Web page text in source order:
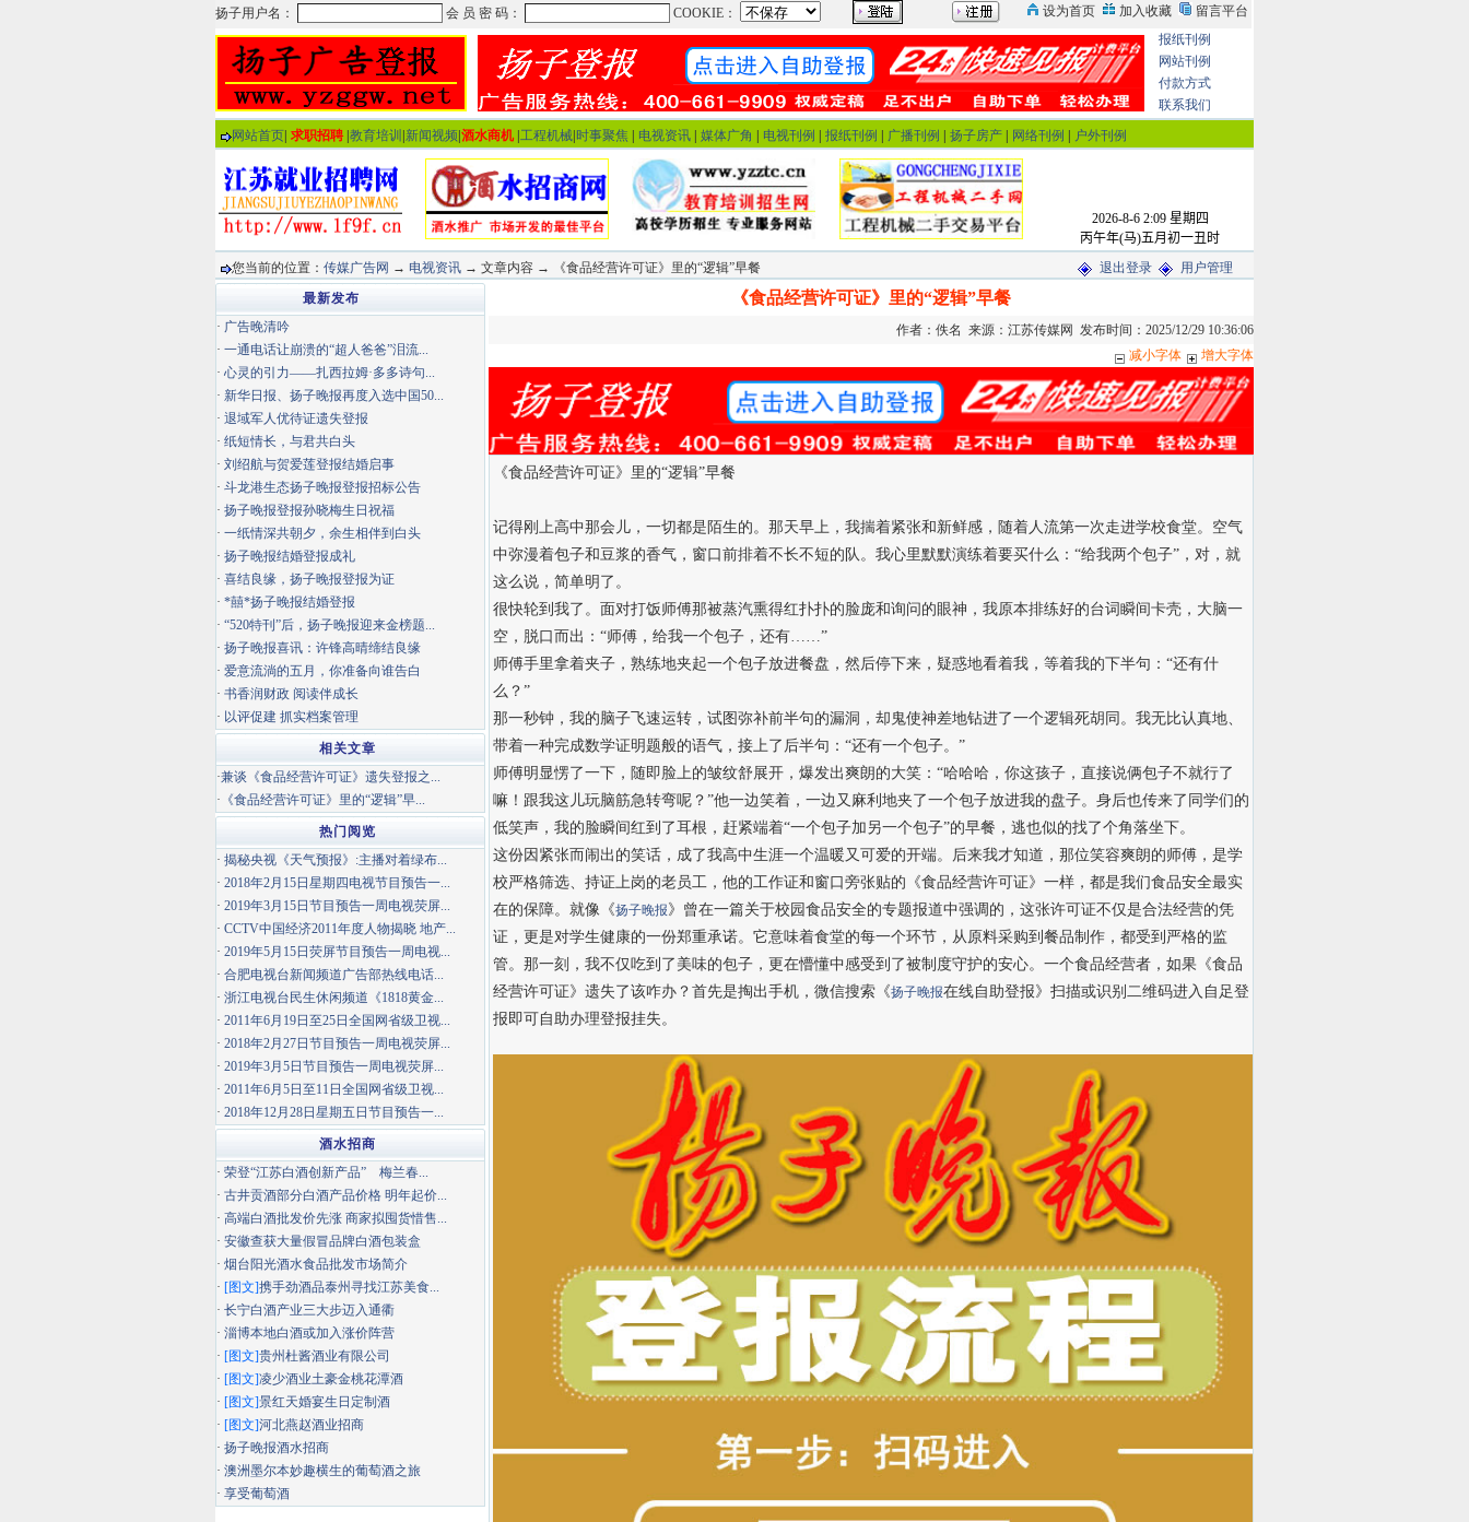
报纸刊例
网站刊例
付款方式
联系我们
网站首页 求职招聘 教育培训 新闻视频 酒水商机 工程机械 时事聚焦 电视资讯 媒体广角 电视刊例 报纸刊例 广播刊例 扬子房产 网络刊例 户外刊例
您当前的位置： 传媒广告网 → 电视资讯 → 文章内容 → 《食品经营许可证》里的“逻辑”早餐 退出登录 用户管理
《食品经营许可证》里的“逻辑”早餐
作者：佚名 来源：江苏传媒网 发布时间：2025/12/29 10:36:06
减小字体
增大字体
《食品经营许可证》里的“逻辑”早餐
记得刚上高中那会儿，一切都是陌生的。那天早上，我揣着紧张和新鲜感，随着人流第一次走进学校食堂。空气
中弥漫着包子和豆浆的香气，窗口前排着不长不短的队。我心里默默演练着要买什么：“给我两个包子”，对，就
这么说，简单明了。
很快轮到我了。面对打饭师傅那被蒸汽熏得红扑扑的脸庞和询问的眼神，我原本排练好的台词瞬间卡壳，大脑一
空，脱口而出：“师傅，给我一个包子，还有……”
师傅手里拿着夹子，熟练地夹起一个包子放进餐盘，然后停下来，疑惑地看着我，等着我的下半句：“还有什
么？”
那一秒钟，我的脑子飞速运转，试图弥补前半句的漏洞，却鬼使神差地钻进了一个逻辑死胡同。我无比认真地、
带着一种完成数学证明题般的语气，接上了后半句：“还有一个包子。”
师傅明显愣了一下，随即脸上的皱纹舒展开，爆发出爽朗的大笑：“哈哈哈，你这孩子，直接说俩包子不就行了
嘛！跟我这儿玩脑筋急转弯呢？”他一边笑着，一边又麻利地夹了一个包子放进我的盘子。身后也传来了同学们的
低笑声，我的脸瞬间红到了耳根，赶紧端着“一个包子加另一个包子”的早餐，逃也似的找了个角落坐下。
这份因紧张而闹出的笑话，成了我高中生涯一个温暖又可爱的开端。后来我才知道，那位笑容爽朗的师傅，是学
校严格筛选、持证上岗的老员工，他的工作证和窗口旁张贴的《食品经营许可证》一样，都是我们食品安全最实
在的保障。就像《扬子晚报》曾在一篇关于校园食品安全的专题报道中强调的，这张许可证不仅是合法经营的凭
证，更是对学生健康的一份郑重承诺。它意味着食堂的每一个环节，从原料采购到餐品制作，都受到严格的监
管。那一刻，我不仅吃到了美味的包子，更在懵懂中感受到了被制度守护的安心。一个食品经营者，如果《食品
经营许可证》遗失了该咋办？首先是掏出手机，微信搜索《扬子晚报在线自助登报》扫描或识别二维码进入自足登
报即可自助办理登报挂失。
最新发布
· 广告晚清吟
· 一通电话让崩溃的“超人爸爸”泪流...
· 心灵的引力——扎西拉姆·多多诗句...
· 新华日报、扬子晚报再度入选中国50...
· 退域军人优待证遗失登报
· 纸短情长，与君共白头
· 刘绍航与贺爱莲登报结婚启事
· 斗龙港生态扬子晚报登报招标公告
· 扬子晚报登报孙晓梅生日祝福
· 一纸情深共朝夕，余生相伴到白头
· 扬子晚报结婚登报成礼
· 喜结良缘，扬子晚报登报为证
· *囍*扬子晚报结婚登报
· “520特刊”后，扬子晚报迎来金榜题...
· 扬子晚报喜讯：许锋高晴缔结良缘
· 爱意流淌的五月，你准备向谁告白
· 书香润财政 阅读伴成长
· 以评促建 抓实档案管理
相关文章
·兼谈《食品经营许可证》遗失登报之...
· 《食品经营许可证》里的“逻辑”早...
热门阅览
· 揭秘央视《天气预报》:主播对着绿布...
· 2018年2月15日星期四电视节目预告一...
· 2019年3月15日节目预告一周电视荧屏...
· CCTV中国经济2011年度人物揭晓 地产...
· 2019年5月15日荧屏节目预告一周电视...
· 合肥电视台新闻频道广告部热线电话...
· 浙江电视台民生休闲频道《1818黄金...
· 2011年6月19日至25日全国网省级卫视...
· 2018年2月27日节目预告一周电视荧屏...
· 2019年3月5日节目预告一周电视荧屏...
· 2011年6月5日至11日全国网省级卫视...
· 2018年12月28日星期五日节目预告一...
酒水招商
· 荣登“江苏白酒创新产品” 梅兰春...
· 古井贡酒部分白酒产品价格 明年起价...
· 高端白酒批发价先涨 商家拟囤货惜售...
· 安徽查获大量假冒品牌白酒包装盒
· 烟台阳光酒水食品批发市场简介
· [图文]携手劲酒品泰州寻找江苏美食...
· 长宁白酒产业三大步迈入通衢
· 淄博本地白酒或加入涨价阵营
· [图文]贵州杜酱酒业有限公司
· [图文]凌少酒业土豪金桃花潭酒
· [图文]景红天婚宴生日定制酒
· [图文]河北燕赵酒业招商
· 扬子晚报酒水招商
· 澳洲墨尔本妙趣横生的葡萄酒之旅
· 享受葡萄酒